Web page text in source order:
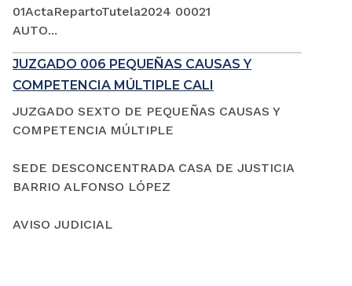
01ActaRepartoTutela2024 00021
AUTO...
JUZGADO 006 PEQUEÑAS CAUSAS Y
COMPETENCIA MÚLTIPLE CALI
JUZGADO SEXTO DE PEQUEÑAS CAUSAS Y
COMPETENCIA MÚLTIPLE
SEDE DESCONCENTRADA CASA DE JUSTICIA
BARRIO ALFONSO LÓPEZ
AVISO JUDICIAL